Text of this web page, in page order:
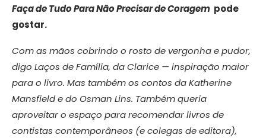
Faça de Tudo Para Não Precisar de Coragem pode
gostar.
Com as mãos cobrindo o rosto de vergonha e pudor,
digo Laços de Família, da Clarice — inspiração maior
para o livro. Mas também os contos da Katherine
Mansfield e do Osman Lins. Também queria
aproveitar o espaço para recomendar livros de
contistas contemporâneos (e colegas de editora),